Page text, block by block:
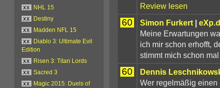
Review lesen
60 Simon Furkert|
Meine Erwartungen
ich mir schon erhofft,
stimmt mich schon
60
Dennis
Wer regelmäßig einen
xx
NHL 15
xx
Destiny
xx
Madden NFL 15
xx
Diablo 3: Ultimate Evil
Edition
xx
Risen 3: Titan Lords
xx
Sacred 3
xx
Magic 2015: Duels of